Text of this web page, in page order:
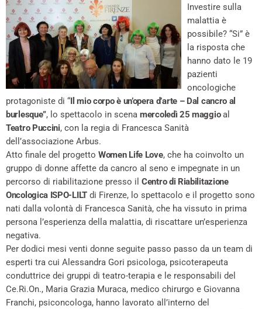
Investire sulla
malattia è
possibile? “Si” è
la risposta che
hanno dato le 19
pazienti
oncologiche
protagoniste di “Il mio corpo è un’opera d’arte – Dal cancro al
burlesque”, lo spettacolo in scena mercoledì 25 maggioal
Teatro Puccini, con la regia di Francesca Sanità
dell’associazione Arbus.
Atto finale del progetto Women Life Love, che ha coinvolto un
gruppo di donne affette da cancro al seno e impegnate in un
percorso di riabilitazione presso il Centro di Riabilitazione
Oncologica ISPO-LILT di Firenze, lo spettacolo e il progetto sono
nati dalla volontà di Francesca Sanità, che ha vissuto in prima
persona l’esperienza della malattia, di riscattare un’esperienza
negativa.
Per dodici mesi venti donne seguite passo passo da un team di
esperti tra cui Alessandra Gori psicologa, psicoterapeuta
conduttrice dei gruppi di teatro-terapia e le responsabili del
Ce.Ri.On., Maria Grazia Muraca, medico chirurgo e Giovanna
Franchi, psiconcologa, hanno lavorato all’interno del